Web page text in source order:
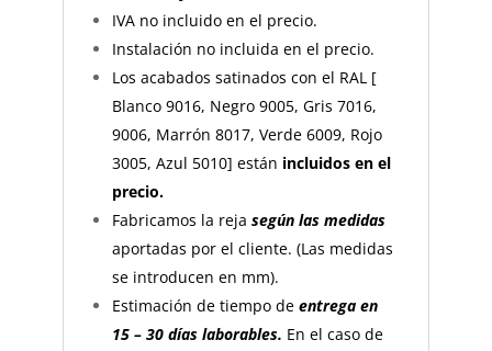
IVA no incluido en el precio.
Instalación no incluida en el precio.
Los acabados satinados con el RAL [
Blanco 9016, Negro 9005, Gris 7016,
9006, Marrón 8017, Verde 6009, Rojo
3005, Azul 5010] están incluidos en el
precio.
Fabricamos la reja según las medidas
aportadas por el cliente. (Las medidas
se introducen en mm).
Estimación de tiempo de entrega en
15 – 30 días laborables. En el caso de